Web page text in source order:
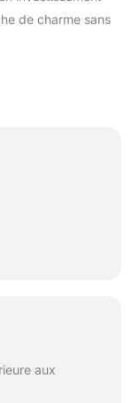
de charme sans
aux